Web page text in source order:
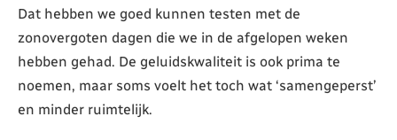
Dat hebben we goed kunnen testen met de
zonovergoten dagen die we in de afgelopen weken
hebben gehad. De geluidskwaliteit is ook prima te
noemen, maar soms voelt het toch wat ‘samengeperst’
en minder ruimtelijk.